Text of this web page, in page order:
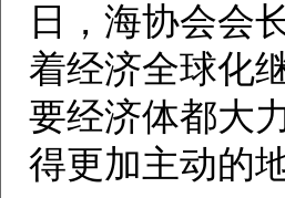
日，海协会会
着经济全球化
要经济体都大
得更加主动的